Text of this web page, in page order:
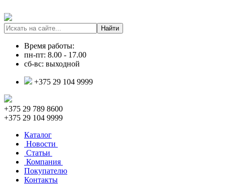
Время работы:
пн-пт: 8.00 - 17.00
сб-вс: выходной
+375 29 104 9999
+375 29 789 8600
+375 29 104 9999
Каталог
Новости
Статьи
Компания
Покупателю
Контакты